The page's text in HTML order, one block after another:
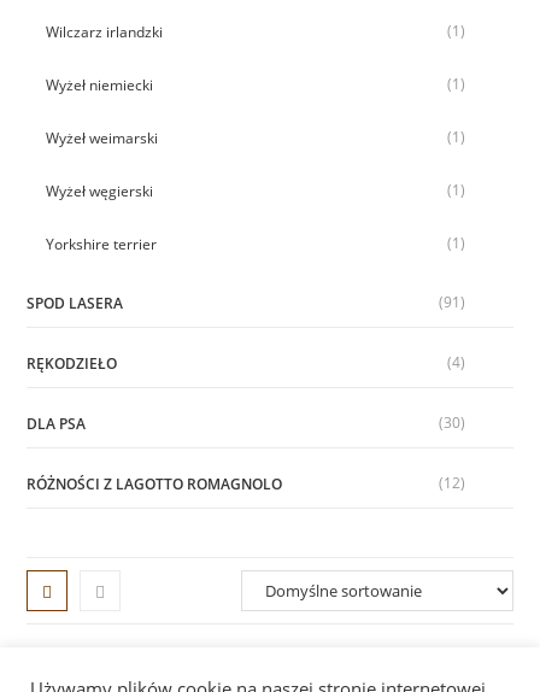
Wilczarz irlandzki (1)
Wyżeł niemiecki (1)
Wyżeł weimarski (1)
Wyżeł węgierski (1)
Yorkshire terrier (1)
SPOD LASERA (91)
RĘKODZIEŁO (4)
DLA PSA (30)
RÓŻNOŚCI Z LAGOTTO ROMAGNOLO (12)